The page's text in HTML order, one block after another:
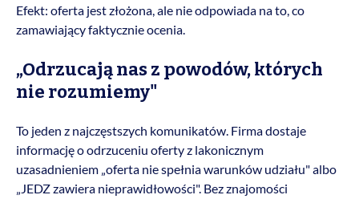
Efekt: oferta jest złożona, ale nie odpowiada na to, co
zamawiający faktycznie ocenia.
„Odrzucają nas z powodów, których
nie rozumiemy"
To jeden z najczęstszych komunikatów. Firma dostaje
informację o odrzuceniu oferty z lakonicznym
uzasadnieniem „oferta nie spełnia warunków udziału" albo
„JEDZ zawiera nieprawidłowości". Bez znajomości